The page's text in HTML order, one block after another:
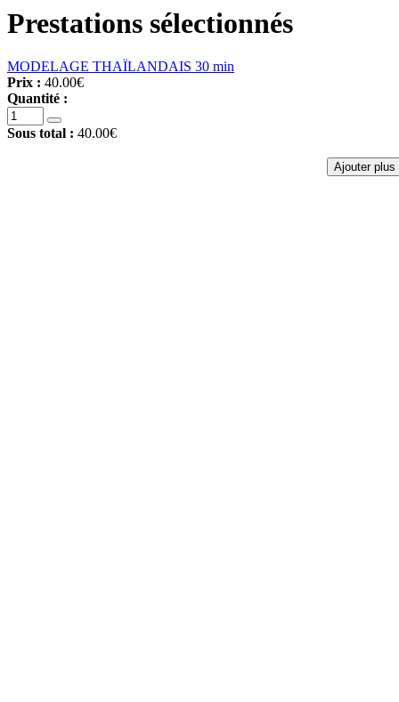
Prestations sélectionnés
MODELAGE THAÏLANDAIS 30 min
Prix : 40.00€
Quantité :
Sous total : 40.00€
Ajouter plus